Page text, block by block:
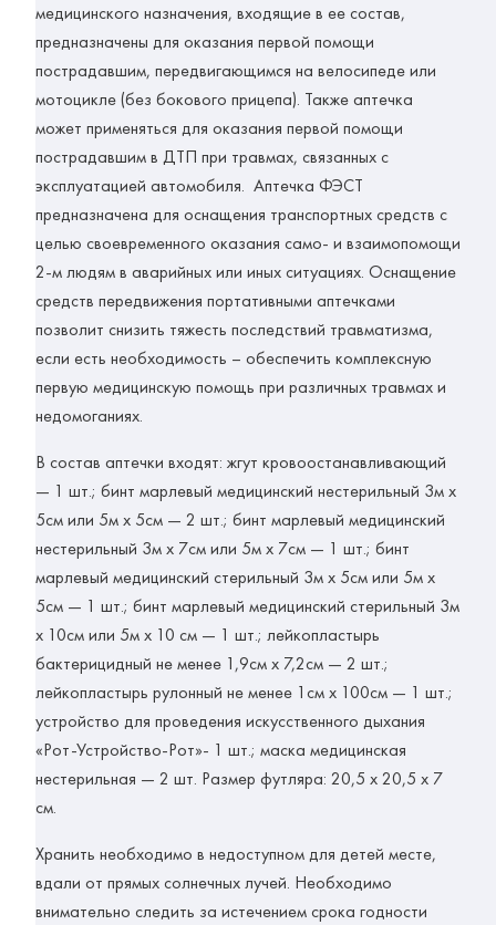
медицинского назначения, входящие в ее состав,
предназначены для оказания первой помощи
пострадавшим, передвигающимся на велосипеде или
мотоцикле (без бокового прицепа). Также аптечка
может применяться для оказания первой помощи
пострадавшим в ДТП при травмах, связанных с
эксплуатацией автомобиля. Аптечка ФЭСТ
предназначена для оснащения транспортных средств с
целью своевременного оказания само- и взаимопомощи
2-м людям в аварийных или иных ситуациях. Оснащение
средств передвижения портативными аптечками
позволит снизить тяжесть последствий травматизма,
если есть необходимость – обеспечить комплексную
первую медицинскую помощь при различных травмах и
недомоганиях.
В состав аптечки входят: жгут кровоостанавливающий
— 1 шт.; бинт марлевый медицинский нестерильный 3м х
5см или 5м х 5см — 2 шт.; бинт марлевый медицинский
нестерильный 3м х 7см или 5м х 7см — 1 шт.; бинт
марлевый медицинский стерильный 3м х 5см или 5м х
5см — 1 шт.; бинт марлевый медицинский стерильный 3м
х 10см или 5м х 10 см — 1 шт.; лейкопластырь
бактерицидный не менее 1,9см х 7,2см — 2 шт.;
лейкопластырь рулонный не менее 1см х 100см — 1 шт.;
устройство для проведения искусственного дыхания
«Рот-Устройство-Рот»- 1 шт.; маска медицинская
нестерильная — 2 шт. Размер футляра: 20,5 х 20,5 х 7
см.
Хранить необходимо в недоступном для детей месте,
вдали от прямых солнечных лучей. Необходимо
внимательно следить за истечением срока годности